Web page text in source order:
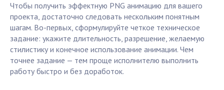
Чтобы получить эффектную PNG анимацию для вашего
проекта, достаточно следовать нескольким понятным
шагам. Во-первых, сформулируйте четкое техническое
задание: укажите длительность, разрешение, желаемую
стилистику и конечное использование анимации. Чем
точнее задание — тем проще исполнителю выполнить
работу быстро и без доработок.